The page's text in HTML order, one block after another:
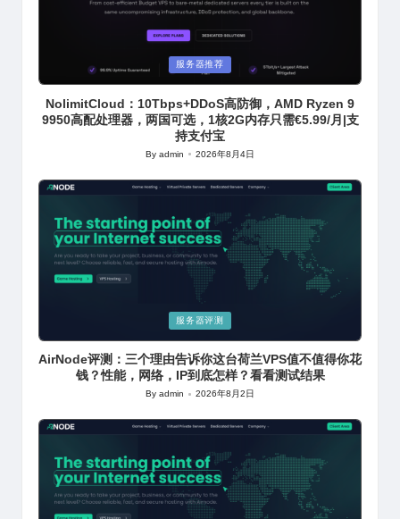
Posted
in
服务器推荐
NolimitCloud：10Tbps+DDoS高防御，AMD Ryzen 9
9950高配处理器，两国可选，1核2G内存只需€5.99/月|支
持支付宝
Posted
Byadmin 2026年8月4日
in
服务器评测
AirNode评测：三个理由告诉你这台荷兰VPS值不值得你花
钱？性能，网络，IP到底怎样？看看测试结果
Posted
Byadmin 2026年8月2日